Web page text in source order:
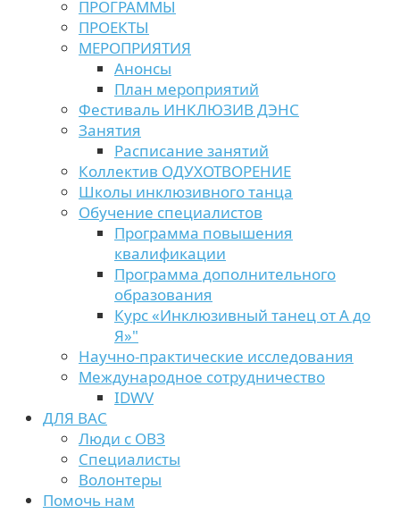
ПРОГРАММЫ
ПРОЕКТЫ
МЕРОПРИЯТИЯ
Анонсы
План мероприятий
Фестиваль ИНКЛЮЗИВ ДЭНС
Занятия
Расписание занятий
Коллектив ОДУХОТВОРЕНИЕ
Школы инклюзивного танца
Обучение специалистов
Программа повышения
квалификации
Программа дополнительного
образования
Курс «Инклюзивный танец от А до
Я»"
Научно-практические исследования
Международное сотрудничество
IDWV
ДЛЯ ВАС
Люди с ОВЗ
Специалисты
Волонтеры
Помочь нам